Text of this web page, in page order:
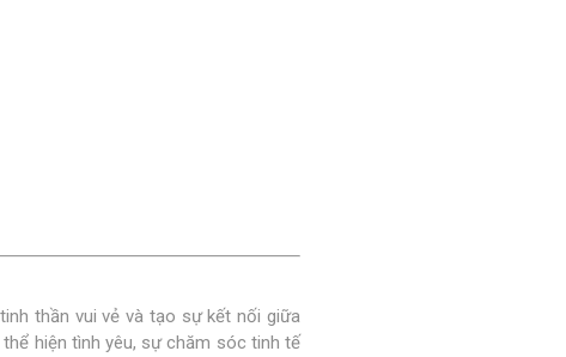
thần vui vẻ và tạo sự kết nối giữa
hiện tình yêu, sự chăm sóc tinh tế